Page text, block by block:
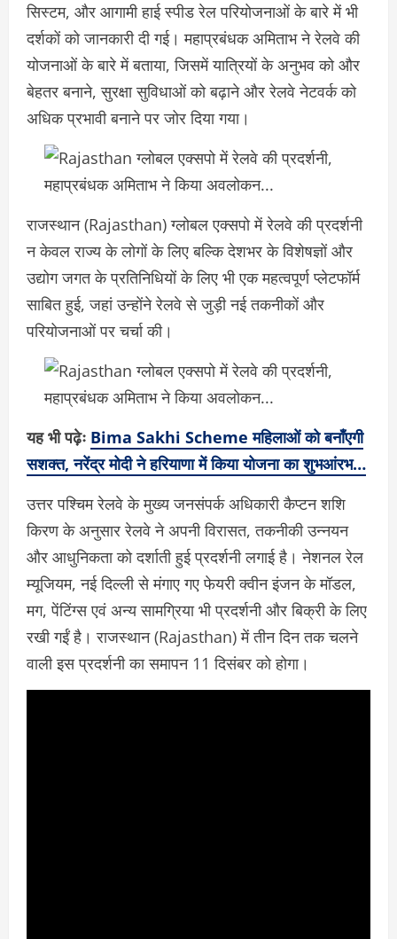
सिस्टम, और आगामी हाई स्पीड रेल परियोजनाओं के बारे में भी
दर्शकों को जानकारी दी गई। महाप्रबंधक अमिताभ ने रेलवे की
योजनाओं के बारे में बताया, जिसमें यात्रियों के अनुभव को और
बेहतर बनाने, सुरक्षा सुविधाओं को बढ़ाने और रेलवे नेटवर्क को
अधिक प्रभावी बनाने पर जोर दिया गया।
राजस्थान (Rajasthan) ग्लोबल एक्सपो में रेलवे की प्रदर्शनी
न केवल राज्य के लोगों के लिए बल्कि देशभर के विशेषज्ञों और
उद्योग जगत के प्रतिनिधियों के लिए भी एक महत्वपूर्ण प्लेटफॉर्म
साबित हुई, जहां उन्होंने रेलवे से जुड़ी नई तकनीकों और
परियोजनाओं पर चर्चा की।
यह भी पढ़ेः Bima Sakhi Scheme महिलाओं को बनाँएगी
सशक्त, नरेंद्र मोदी ने हरियाणा में किया योजना का शुभआंरभ…
उत्तर पश्चिम रेलवे के मुख्य जनसंपर्क अधिकारी कैप्टन शशि
किरण के अनुसार रेलवे ने अपनी विरासत, तकनीकी उन्नयन
और आधुनिकता को दर्शाती हुई प्रदर्शनी लगाई है। नेशनल रेल
म्यूजियम, नई दिल्ली से मंगाए गए फेयरी क्वीन इंजन के मॉडल,
मग, पेंटिंग्स एवं अन्य सामग्रिया भी प्रदर्शनी और बिक्री के लिए
रखी गईं है। राजस्थान (Rajasthan) में तीन दिन तक चलने
वाली इस प्रदर्शनी का समापन 11 दिसंबर को होगा।